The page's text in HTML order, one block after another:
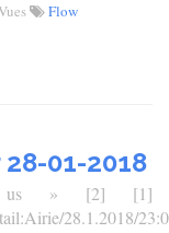
Flow
01-2018
us » [2] [1]
28.1.2018/